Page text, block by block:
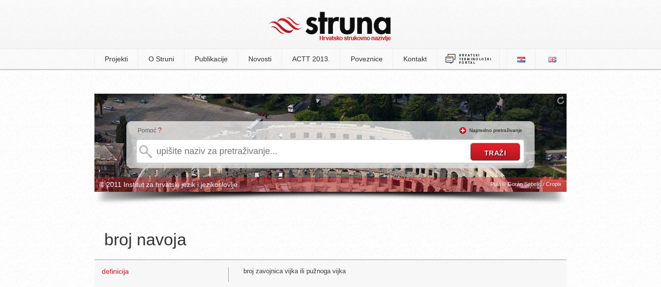
Projekti O Struni Publikacije Novosti ACTT 2013. Poveznice Kontakt
Pomoć ? Napredno pretraživanje
© 2011 Institut za hrvatski jezik i jezikoslovlje Pula © Goran Sebelić / Cropix
broj navoja
definicija broj zavojnica vijka ili pužnoga vijka